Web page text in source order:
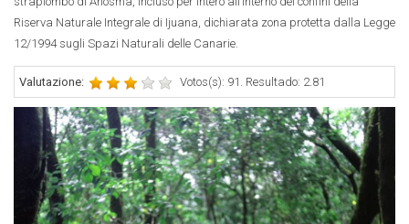
Riserva Naturale Integrale di Ijuana, dichiarata zona protetta dalla Legge
12/1994 sugli Spazi Naturali delle Canarie.
Valutazione: Votos(s): 91. Resultado: 2.81